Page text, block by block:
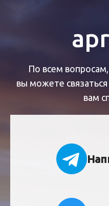
По всем
вы можете
вам